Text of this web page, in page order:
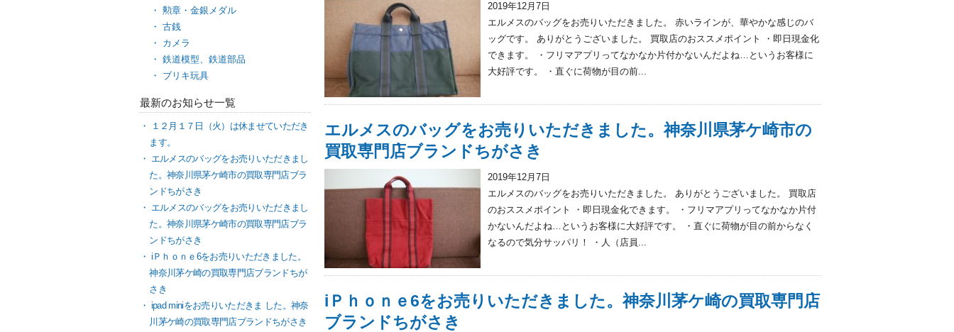
2019年12月7日
エルメスのバッグをお売りいただきました。 赤いラインが、華やかな感じのバ
ッグです。 ありがとうございました。 買取店のおススメポイント ・即日現金化
できます。 ・フリマアプリってなかなか片付かないんだよね…というお客様に
大好評です。 ・直ぐに荷物が目の前...
エルメスのバッグをお売りいただきました。神奈川県茅ケ崎市の
買取専門店ブランドちがさき
2019年12月7日
エルメスのバッグをお売りいただきました。 ありがとうございました。 買取店
のおススメポイント ・即日現金化できます。 ・フリマアプリってなかなか片付
かないんだよね…というお客様に大好評です。 ・直ぐに荷物が目の前からなく
なるので気分サッパリ！ ・人（店員...
iＰｈｏｎｅ6をお売りいただきました。神奈川茅ケ崎の買取専門店
ブランドちがさき
勲章・金銀メダル
古銭
カメラ
鉄道模型、鉄道部品
ブリキ玩具
最新のお知らせ一覧
１２月１７日（火）は休ませていただき
ます。
エルメスのバッグをお売りいただきまし
た。神奈川県茅ケ崎市の買取専門店ブラ
ンドちがさき
エルメスのバッグをお売りいただきまし
た。神奈川県茅ケ崎市の買取専門店ブラ
ンドちがさき
iＰｈｏｎｅ6をお売りいただきました。
神奈川茅ケ崎の買取専門店ブランドちが
さき
ipad miniをお売りいただきま した。神奈
川茅ケ崎の買取専門店ブランドちがさき